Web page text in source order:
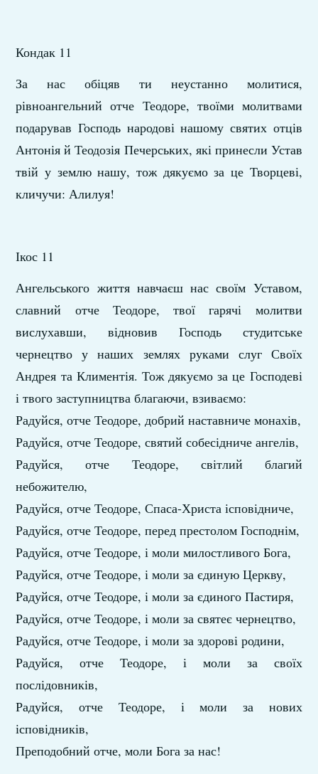
Кондак 11
За нас обіцяв ти неустанно молитися,
рівноангельний отче Теодоре, твоїми молитвами
подарував Господь народові нашому святих отців
Антонія й Теодозія Печерських, які принесли Устав
твій у землю нашу, тож дякуємо за це Творцеві,
кличучи: Алилуя!
Ікос 11
Ангельського життя навчаєш нас своїм Уставом,
славний отче Теодоре, твої гарячі молитви
вислухавши, відновив Господь студитське
чернецтво у наших землях руками слуг Своїх
Андрея та Климентія. Тож дякуємо за це Господеві
і твого заступництва благаючи, взиваємо:
Радуйся, отче Теодоре, добрий наставниче монахів,
Радуйся, отче Теодоре, святий собесідниче ангелів,
Радуйся, отче Теодоре, світлий благий
небожителю,
Радуйся, отче Теодоре, Спаса-Христа ісповідниче,
Радуйся, отче Теодоре, перед престолом Господнім,
Радуйся, отче Теодоре, і моли милостливого Бога,
Радуйся, отче Теодоре, і моли за єдиную Церкву,
Радуйся, отче Теодоре, і моли за єдиного Пастиря,
Радуйся, отче Теодоре, і моли за святеє чернецтво,
Радуйся, отче Теодоре, і моли за здорові родини,
Радуйся, отче Теодоре, і моли за своїх
послідовників,
Радуйся, отче Теодоре, і моли за нових
ісповідників,
Преподобний отче, моли Бога за нас!